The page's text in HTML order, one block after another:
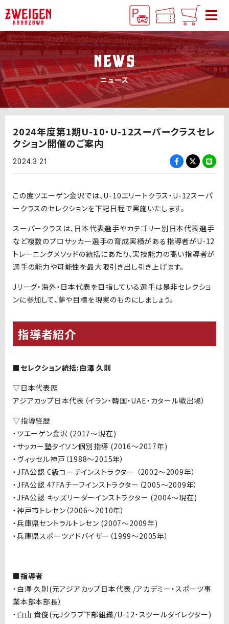
NEWS
ニュース
2024年度第1期U-10・U-12スーパークラスセレ
クション開催のご案内
2024.3.21
この度ツエーゲン金沢では、U-10エリートクラス・ U-12スーパ
ークラスのセレクションを下記日程で実施いたします。
スーパークラスは、日本代表選手やカテゴリー別日本代表選手
など複数のプロサッカー選手の育成実績がある指導者がU-12
トレーニングメソッドの統括にあたり、実技能力の高い指導者が
選手の能力や可能性を最大限引き出し引き上げます。
J リーグ・海外・日本代表を目指している選手は是非セレクショ
ンに参加して、夢や目標を現実のものにしましょう。
指導者紹介
■セレクション統括:白澤 久則
▽日本代表歴
アジアカップ日本代表（イラン・韓国・UAE・カタール戦出場）
▽指導経歴
・ツエーゲン金沢 (2017～現在)
・サッカー塾タイソン個別指導 (2016～2017年)
・ヴィッセル神戸（1988～2015年）
・JFA公認 C級コーチインストラクター （2002～2009年）
・JFA公認 47FAチーフインストラクター（2005～2009年）
・JFA公認 キッズリーダーインストラクター (2004～現在)
・神戸市トレセン（2006～2010年）
・兵庫県セントラルトレセン (2007～2009年)
・兵庫県スポーツアドバイザー（1999～2005年）
■指導者
・白澤 久則 (元アジアカップ日本代表 /アカデミー・スポーツ事
業本部本部長）
・白山 貴俊(元Jクラブ下部組織/U-12・スクールダイレクター)